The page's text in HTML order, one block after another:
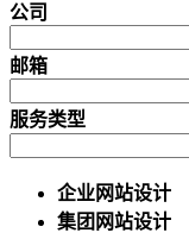
公司
邮箱
服务类型
企业网站设计
集团网站设计